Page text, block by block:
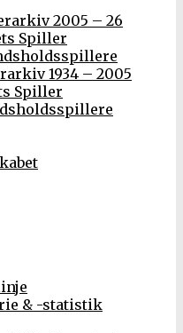
2005 – 26
Spiller
1934 – 2005
Spiller
& -statistik